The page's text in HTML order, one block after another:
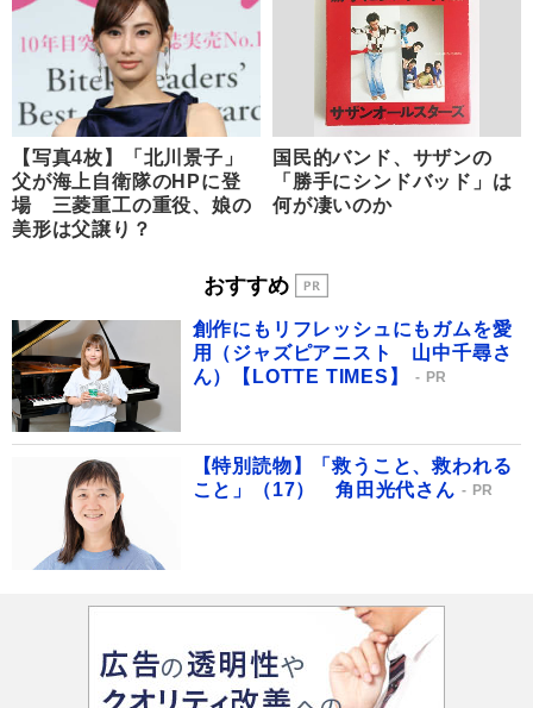
【写真4枚】「北川景子」
父が海上自衛隊のHPに登
場 三菱重工の重役、娘の
美形は父譲り？
国民的バンド、サザンの
「勝手にシンドバッド」は
何が凄いのか
おすすめ
創作にもリフレッシュにもガムを愛
用（ジャズピアニスト 山中千尋さ
ん）【LOTTE TIMES】
PR
【特別読物】「救うこと、救われる
こと」（17） 角田光代さん
PR